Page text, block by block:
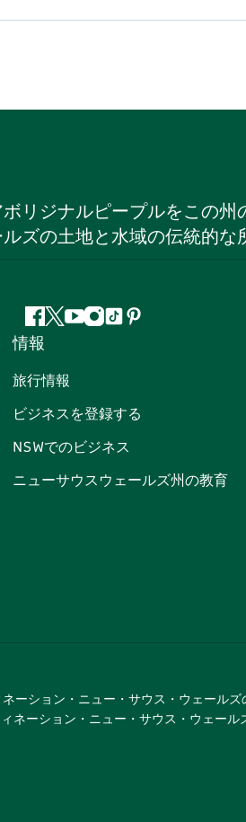
リジナルピープルをこの
ズの土地と水域の伝統的な
フ
ェ
イ
ブ
ッ
ツ
ッ
ー
ユ
ー
ブ
イ
グ
ラ
テ
ト
ピ
ス
情報
旅行情報
ビジネスを登録する
NSWでのビジネス
ニューサウスウェールズ州の教育
ーション・ニュー・サウス・ウェールズ
ネーション・ニュー・サウス・ウェー